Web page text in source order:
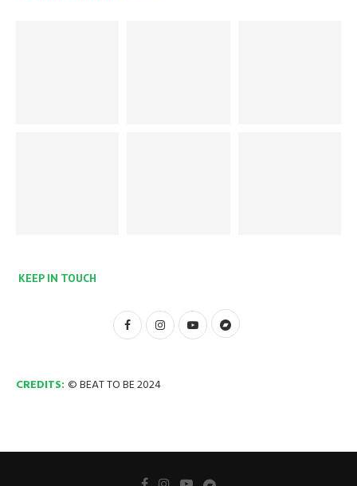
KEEP IN TOUCH
CREDITS: © BEAT TO BE 2024